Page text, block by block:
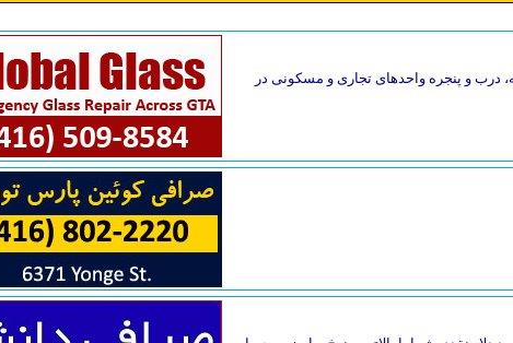
دارد. تعمیر فوری شیشه، درب و پنجره واحدهای تجاری و مسکونی در